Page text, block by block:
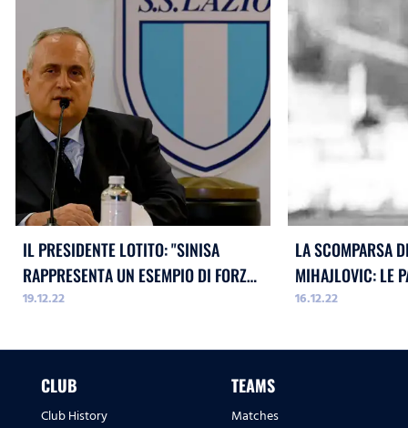
IL PRESIDENTE LOTITO: "SINISA
RAPPRESENTA UN ESEMPIO DI FORZA
PER TUTTI NOI"
19.12.22
LA SCOMPARSA
MIHAJLOVIC: LE
PRESIDENTE
16.12.22
CLUB
Club History
TEAMS
Matches